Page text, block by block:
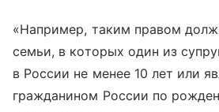
«Например, таким правом
семьи, в которых один из
в России не менее 10 лет или
гражданином России по